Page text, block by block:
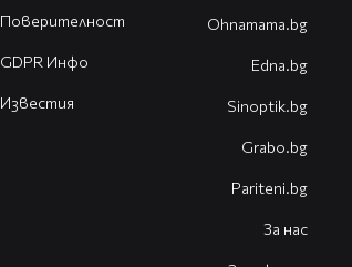
Поверителност
GDPR Инфо
Известия
Оhnamama.bg
Edna.bg
Sinoptik.bg
Grabo.bg
Pariteni.bg
За нас